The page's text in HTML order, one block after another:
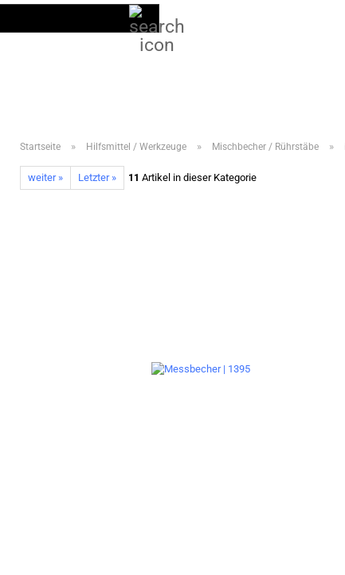
Startseite » Hilfsmittel / Werkzeuge » Mischbecher / Rührstäbe »
weiter » Letzter » 11 Artikel in dieser Kategorie